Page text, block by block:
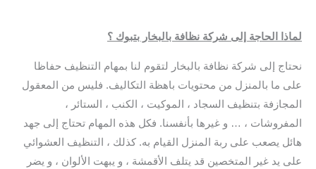
لماذا الحاجة إلى شركة نظافة بالبخار بتبوك ؟
نحتاج إلى شركة نظافة بالبخار لتقوم لنا بمهام التنظيف حفاظا
على ما بالمنزل من محتويات باهظة التكاليف. فليس من المعقول
المجازفة بتنظيف السجاد ، الموكيت ، الكنب ، الستائر ،
المفروشات ، … و غيرها بأنفسنا. فكل هذه المهام تحتاج إلى جهد
هائل يصعب على ربة المنزل القيام به. كذلك ، التنظيف العشوائي
على يد غير المتخصين قد يتلف الأقمشة ، و يبهت الألوان ، و يضر